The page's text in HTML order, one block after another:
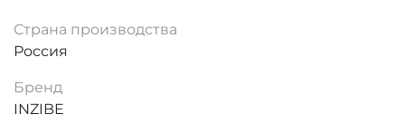
Страна производства
Россия
Бренд
INZIBE